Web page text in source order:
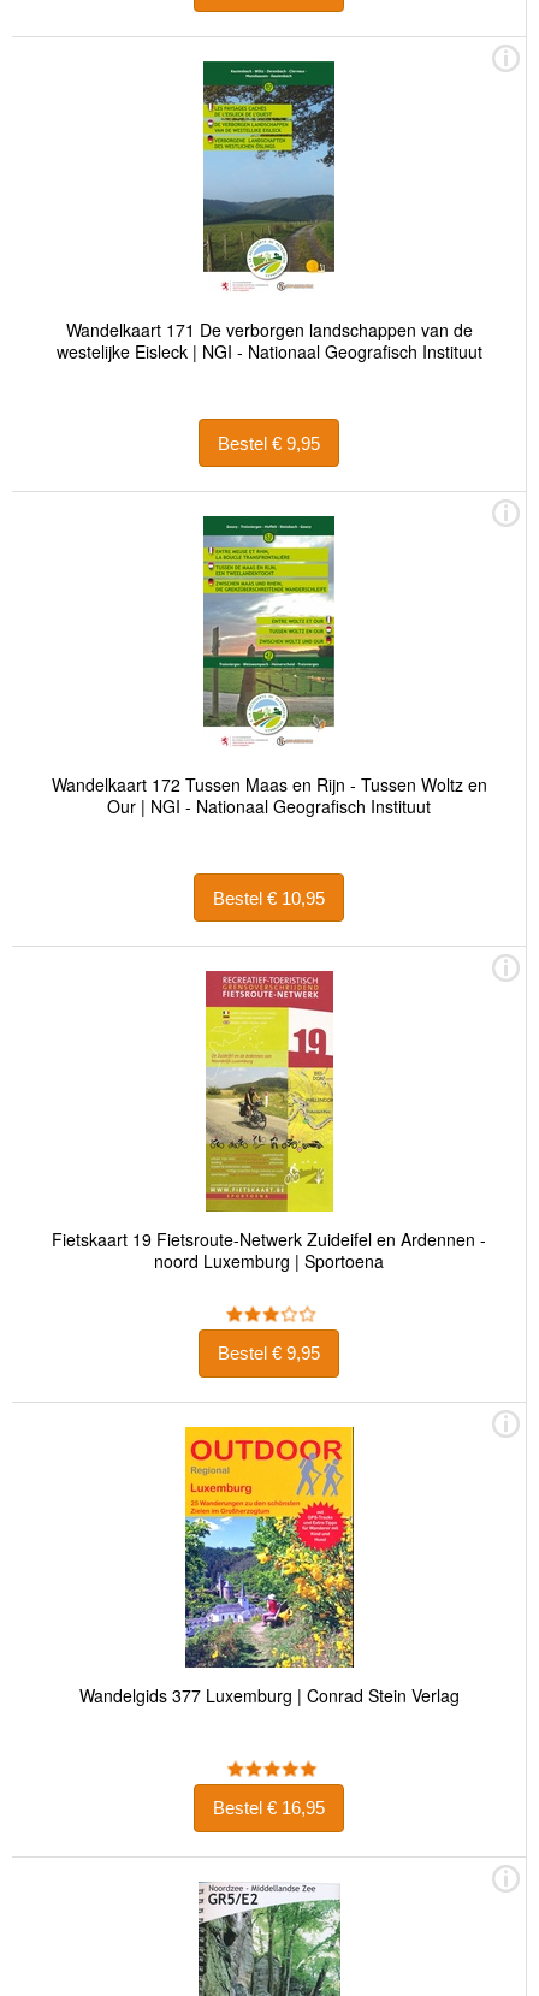
Wandelkaart 171 De verborgen landschappen van de
westelijke Eisleck | NGI - Nationaal Geografisch Instituut
Bestel € 9,95
Wandelkaart 172 Tussen Maas en Rijn - Tussen Woltz en
Our | NGI - Nationaal Geografisch Instituut
Bestel € 10,95
Fietskaart 19 Fietsroute-Netwerk Zuideifel en Ardennen -
noord Luxemburg | Sportoena
Bestel € 9,95
Wandelgids 377 Luxemburg | Conrad Stein Verlag
Bestel € 16,95